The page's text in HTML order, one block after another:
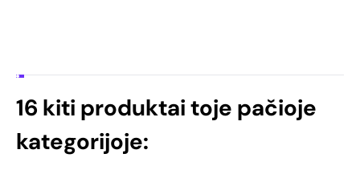
16 kiti produktai toje pačioje
kategorijoje: